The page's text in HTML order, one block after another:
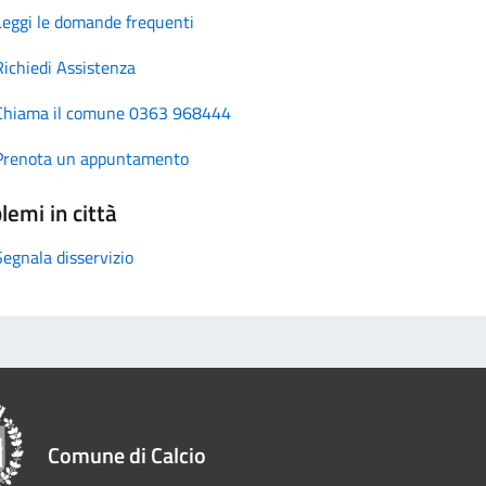
le domande frequenti
Assistenza
il comune 0363 968444
un appuntamento
in città
disservizio
Comune di Calcio